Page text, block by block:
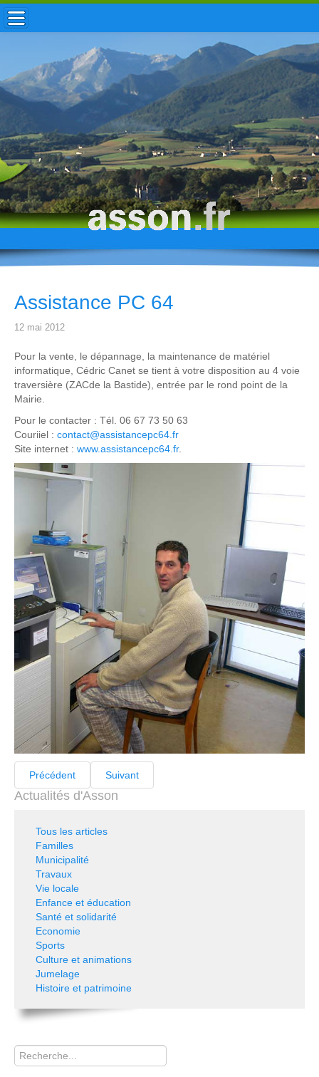
ACCUEIL / INFOS
MUNICIPALITÉ
VIE LOCALE
ENFANCE
TOURISME
HISTOIRE
Assistance PC 64
12 mai 2012
Pour la vente, le dépannage, la maintenance de matériel
informatique, Cédric Canet se tient à votre disposition au 4 voie
traversière (ZACde la Bastide), entrée par le rond point de la
Mairie.
Pour le contacter : Tél. 06 67 73 50 63
Couriiel : contact@assistancepc64.fr
Site internet : www.assistancepc64.fr.
Précédent Suivant
Actualités d'Asson
Tous les articles
Familles
Municipalité
Travaux
Vie locale
Enfance et éducation
Santé et solidarité
Economie
Sports
Culture et animations
Jumelage
Histoire et patrimoine
Rechercher